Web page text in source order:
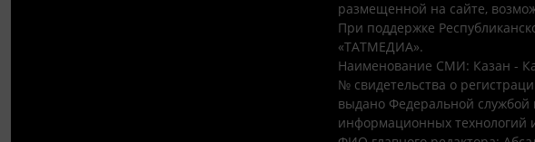
размещенной на сайте,
При поддержке
«ТАТМЕДИА».
Наименование СМИ: Казан -
№ свидетельства о
выдано Федеральной службой
информационных технологий